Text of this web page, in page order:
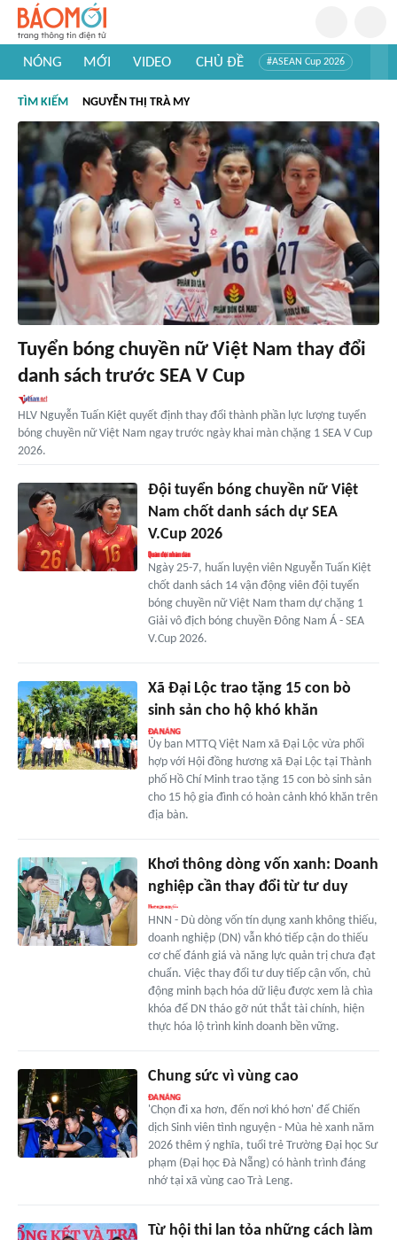
NÓNG MỚI VIDEO CHỦ ĐỀ #ASEAN Cup 2026
#Khám phá thế giới
TÌM KIẾM NGUYỄN THỊ TRÀ MY
Tuyển bóng chuyền nữ Việt Nam thay đổi
danh sách trước SEA V Cup
HLV Nguyễn Tuấn Kiệt quyết định thay đổi thành phần lực lượng tuyển
bóng chuyền nữ Việt Nam ngay trước ngày khai màn chặng 1 SEA V Cup
2026.
Đội tuyển bóng chuyền nữ Việt
Nam chốt danh sách dự SEA
V.Cup 2026
Ngày 25-7, huấn luyện viên Nguyễn Tuấn Kiệt
chốt danh sách 14 vận động viên đội tuyển
bóng chuyền nữ Việt Nam tham dự chặng 1
Giải vô địch bóng chuyền Đông Nam Á - SEA
V.Cup 2026.
Xã Đại Lộc trao tặng 15 con bò
sinh sản cho hộ khó khăn
Ủy ban MTTQ Việt Nam xã Đại Lộc vừa phối
hợp với Hội đồng hương xã Đại Lộc tại Thành
phố Hồ Chí Minh trao tặng 15 con bò sinh sản
cho 15 hộ gia đình có hoàn cảnh khó khăn trên
địa bàn.
Khơi thông dòng vốn xanh: Doanh
nghiệp cần thay đổi từ tư duy
HNN - Dù dòng vốn tín dụng xanh không thiếu,
doanh nghiệp (DN) vẫn khó tiếp cận do thiếu
cơ chế đánh giá và năng lực quản trị chưa đạt
chuẩn. Việc thay đổi tư duy tiếp cận vốn, chủ
động minh bạch hóa dữ liệu được xem là chìa
khóa để DN tháo gỡ nút thắt tài chính, hiện
thực hóa lộ trình kinh doanh bền vững.
Chung sức vì vùng cao
'Chọn đi xa hơn, đến nơi khó hơn' để Chiến
dịch Sinh viên tình nguyện - Mùa hè xanh năm
2026 thêm ý nghĩa, tuổi trẻ Trường Đại học Sư
phạm (Đại học Đà Nẵng) có hành trình đáng
nhớ tại xã vùng cao Trà Leng.
Từ hội thi lan tỏa những cách làm